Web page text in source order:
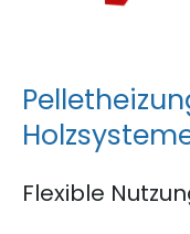
Pelletheizun
Holzsystem
Flexible